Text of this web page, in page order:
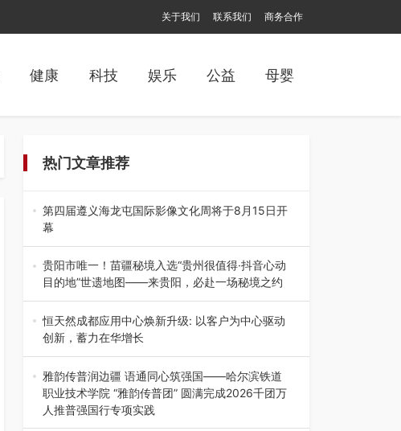
关于我们 联系我们 商务合作
健康 科技 娱乐 公益 母婴
热门文章推荐
第四届遵义海龙屯国际影像文化周将于8月15日开
幕
8月7日，第四届遵义海龙屯国际影像文化周媒体
通气会在世界文化遗产地海龙屯核心景区…
贵阳市唯一！苗疆秘境入选“贵州很值得·抖音心动
目的地”世遗地图——来贵阳，必赴一场秘境之约
2026年7月21日，2026年“贵州很值得”暨抖音“心
动目的地”（贵州站）主题…
恒天然成都应用中心焕新升级: 以客户为中心驱动
创新，蓄力在华增长
融合全球研发实力与本土洞察，深化客户共创，赋
能西南市场创新发展 （7月27日，成…
雅韵传普润边疆 语通同心筑强国——哈尔滨铁道
职业技术学院 “雅韵传普团” 圆满完成2026千团万
人推普强国行专项实践
为扎实推进2026“千团万人推普强国行”大学生暑